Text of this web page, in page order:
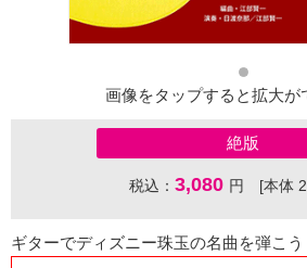
画像をタップすると拡大が
絶版
税込： 3,080 円 [本体
ギターでディズニー珠玉の名曲を弾こう